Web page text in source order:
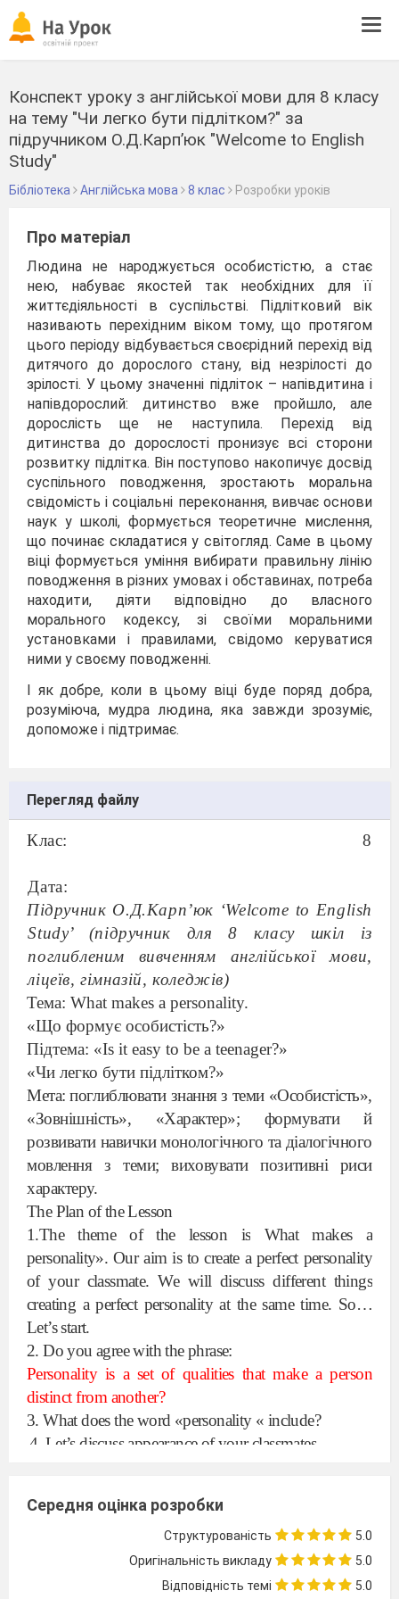
Конспект уроку з англійської мови для 8 класу
на тему "Чи легко бути підлітком?" за
підручником О.Д.Карп’юк "Welcome to English
Study"
Бібліотека Англійська мова 8 клас Розробки уроків
Про матеріал
Людина не народжується особистістю, а стає
нею, набуває якостей так необхідних для її
життєдіяльності в суспільстві. Підлітковий вік
називають перехідним віком тому, що протягом
цього періоду відбувається своєрідний перехід від
дитячого до дорослого стану, від незрілості до
зрілості. У цьому значенні підліток – напівдитина і
напівдорослий: дитинство вже пройшло, але
дорослість ще не наступила. Перехід від
дитинства до дорослості пронизує всі сторони
розвитку підлітка. Він поступово накопичує досвід
суспільного поводження, зростають моральна
свідомість і соціальні переконання, вивчає основи
наук у школі, формується теоретичне мислення,
що починає складатися у світогляд. Саме в цьому
віці формується уміння вибирати правильну лінію
поводження в різних умовах і обставинах, потреба
находити, діяти відповідно до власного
морального кодексу, зі своїми моральними
установками і правилами, свідомо керуватися
ними у своєму поводженні.
І як добре, коли в цьому віці буде поряд добра,
розуміюча, мудра людина, яка завжди зрозуміє,
допоможе і підтримає.
Перегляд файлу
Клас: 8
Дата:
Підручник О.Д.Карп’юк ‘Welcome to English
Study’ (підручник для 8 класу шкіл із
поглибленим вивченням англійської мови,
ліцеїв, гімназій, коледжів)
Тема: What makes a personality.
«Що формує особистість?»
Підтема: «Is it easy to be a teenager?»
«Чи легко бути підлітком?»
Мета: поглиблювати знання з теми «Особистість»,
«Зовнішність», «Характер»; формувати й
розвивати навички монологічного та діалогічного
мовлення з теми;
виховувати позитивні риси
характеру.
The Plan of the Lesson
1.The theme of the lesson is What makes a
personality». Our aim is to create a perfect personality
of your classmate. We will discuss different things
creating a perfect personality at the same time. So…
Let’s start.
2. Do you agree with the phrase:
Personality is a set of qualities that make a person
distinct from another?
3. What does the word «personality « include?
4. Let’s discuss appearance of your classmates.
Before doing the next task answer the questions:
How many genes have we got? 2.Whom do we
inherit our genes? Can we have blue eyes if both
our parents have brown eyes?
Середня оцінка розробки
Структурованість
5.0
Оригінальність викладу
5.0
Відповідність темі
5.0